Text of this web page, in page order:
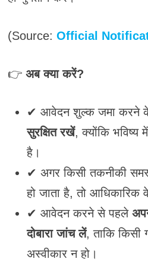
(Source: Official
👉 अब क्या करें?
✔ आवेदन शुल्क जमा करने
सुरक्षित रखें, क्योंकि
है।
✔ अगर किसी तकनीकी
हो जाता है, तो आधिकारिक
✔ आवेदन करने से पहले
दोबारा जांच लें, ताकि
अस्वीकार न हो।